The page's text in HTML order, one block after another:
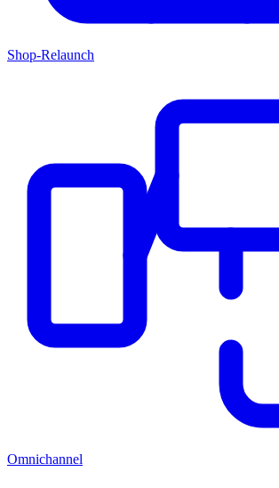
Shop-Relaunch
Omnichannel